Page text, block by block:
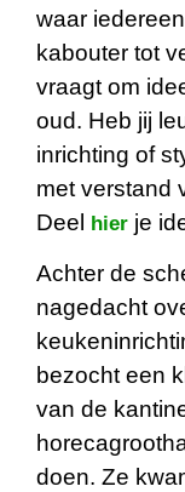
waar
kabouter tot
vraagt om
oud. Heb jij
inrichting of
met verstand
Deel hier je
Achter de
nagedacht
bezocht een
van de
doen. Ze